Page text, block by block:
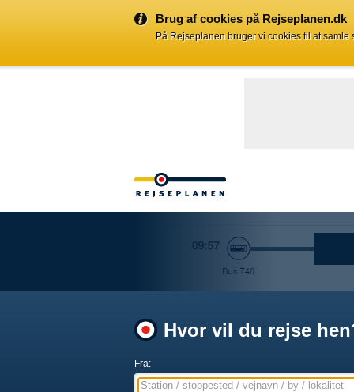
Brug af cookies på Rejseplanen.dk
På Rejseplanen bruger vi cookies til at
Hvor vil du rejse
Fra:
Station / stoppested / vejnavn / by / lokalitet